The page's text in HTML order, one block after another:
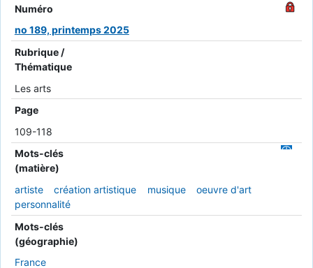
Numéro
no 189, printemps 2025
Rubrique /
Thématique
Les arts
Page
109-118
Mots-clés
(matière)
artiste
création artistique musique
oeuvre d'art
personnalité
Mots-clés
(géographie)
France